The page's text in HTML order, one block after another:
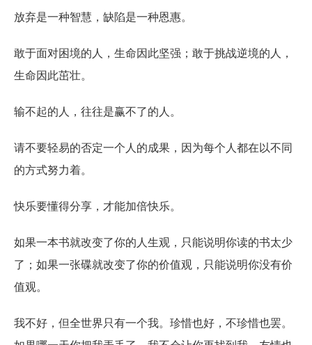
放弃是一种智慧，缺陷是一种恩惠。
敢于面对困境的人，生命因此坚强；敢于挑战逆境的人，
生命因此茁壮。
输不起的人，往往是赢不了的人。
请不要轻易的否定一个人的成果，因为每个人都在以不同
的方式努力着。
快乐要懂得分享，才能加倍快乐。
如果一本书就改变了你的人生观，只能说明你读的书太少
了；如果一张碟就改变了你的价值观，只能说明你没有价
值观。
我不好，但全世界只有一个我。珍惜也好，不珍惜也罢。